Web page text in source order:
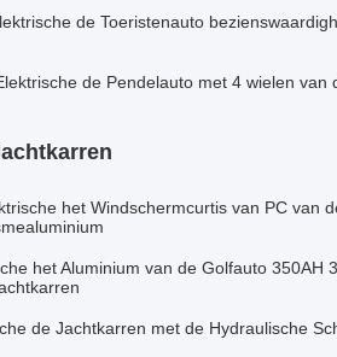
de Toeristenauto
de Pendelauto met 4 wielen van
het Windschermcurtis van PC van
het Aluminium van de Golfauto 350AH
de Jachtkarren met de Hydraulische